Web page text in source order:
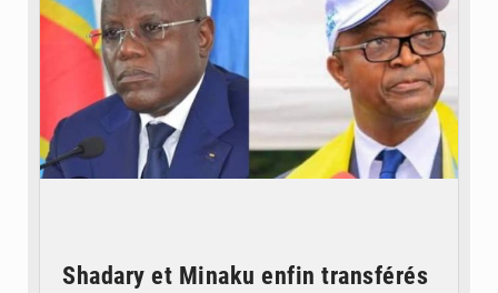
Shadary et Minaku enfin transférés